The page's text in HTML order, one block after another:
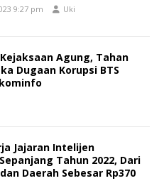
9:27 pm Uki
Agung, Tahan
Dugaan Korupsi BTS
Jajaran Intelijen
Tahun 2022, Dari
Daerah Sebesar Rp370